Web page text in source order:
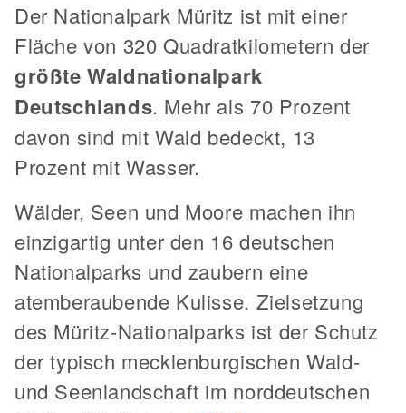
Der Nationalpark Müritz ist mit einer
Fläche von 320 Quadratkilometern der
größte Waldnationalpark
Deutschlands. Mehr als 70 Prozent
davon sind mit Wald bedeckt, 13
Prozent mit Wasser.
Wälder, Seen und Moore machen ihn
einzigartig unter den 16 deutschen
Nationalparks und zaubern eine
atemberaubende Kulisse. Zielsetzung
des Müritz-Nationalparks ist der Schutz
der typisch mecklenburgischen Wald-
und Seenlandschaft im norddeutschen